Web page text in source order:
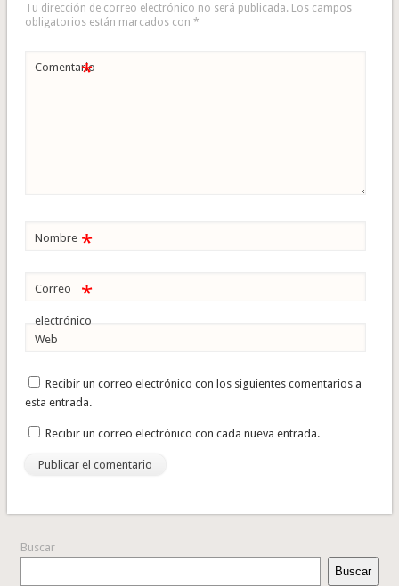
Tu dirección de correo electrónico no será publicada. Los campos
obligatorios están marcados con *
Comentario
*
Nombre *
Correo
electrónico
*
Web
Recibir un correo electrónico con los siguientes comentarios a
esta entrada.
Recibir un correo electrónico con cada nueva entrada.
Buscar
Buscar